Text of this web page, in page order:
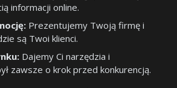
informacji online.
Prezentujemy Twoją firmę i
są Twoi klienci.
Dajemy Ci narzędzia i
zawsze o krok przed konkurencją.